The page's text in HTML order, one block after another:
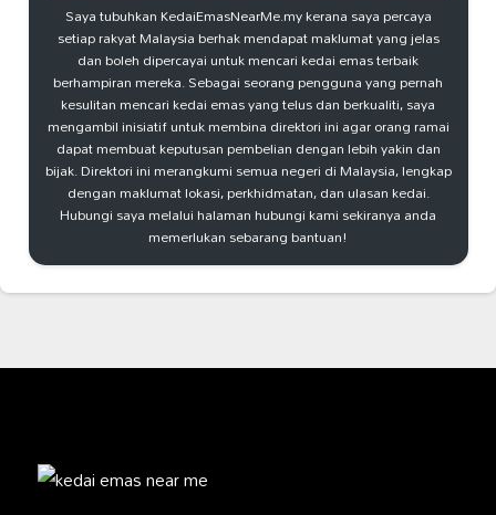
Saya tubuhkan KedaiEmasNearMe.my kerana saya percaya
setiap rakyat Malaysia berhak mendapat maklumat yang jelas
dan boleh dipercayai untuk mencari kedai emas terbaik
berhampiran mereka. Sebagai seorang pengguna yang pernah
kesulitan mencari kedai emas yang telus dan berkualiti, saya
mengambil inisiatif untuk membina direktori ini agar orang ramai
dapat membuat keputusan pembelian dengan lebih yakin dan
bijak. Direktori ini merangkumi semua negeri di Malaysia, lengkap
dengan maklumat lokasi, perkhidmatan, dan ulasan kedai.
Hubungi saya melalui halaman hubungi kami sekiranya anda
memerlukan sebarang bantuan!